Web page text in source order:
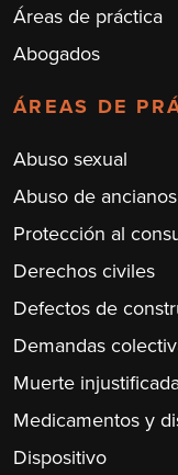
Áreas de práctica
Abogados
ÁREAS DE
Abuso sexual
Abuso de ancianos
Protección al
Derechos civiles
Defectos de
Demandas
Muerte
Medicamentos y
Dispositivo